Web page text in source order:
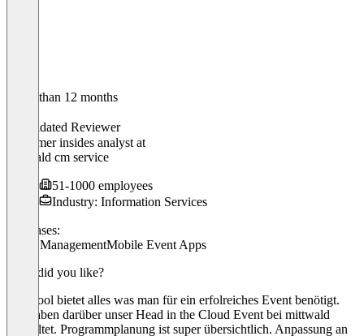
Older than 12 months
Validated Reviewer
Customer insides analyst at
mittwald cm service
51-1000 employees
Industry: Information Services
Use cases:
Event ManagementMobile Event Apps
What did you like?
Das Tool bietet alles was man für ein erfolreiches Event benötigt.
Wir haben darüber unser Head in the Cloud Event bei mittwald
verwaltet. Programmplanung ist super übersichtlich. Anpassung an